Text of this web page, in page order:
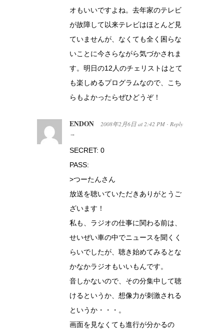
オもいいですよね。去年家のテレビ
が故障して以来テレビはほとんど見
ていませんが、なくても全く困らな
いことに今さらながら気づかされま
す。明日の12人のチェリストはとて
も楽しめるプログラムなので、こち
らもよかったらぜひどうぞ！
ENDON 2008年2月6日 at 2:42 PM · Reply
→
SECRET: 0
PASS:
>つーたんさん
放送を聴いていただきありがとうご
ざいます！
私も、ラジオの仕事に関わる前は、
せいぜい車の中でニュースを聞くく
らいでしたが、聴き始めてみるとな
かなかラジオもいいもんです。
音しかないので、その分集中して聴
けるというか、想像力が刺激される
というか・・・。
画面を見なくても進行が分かるの